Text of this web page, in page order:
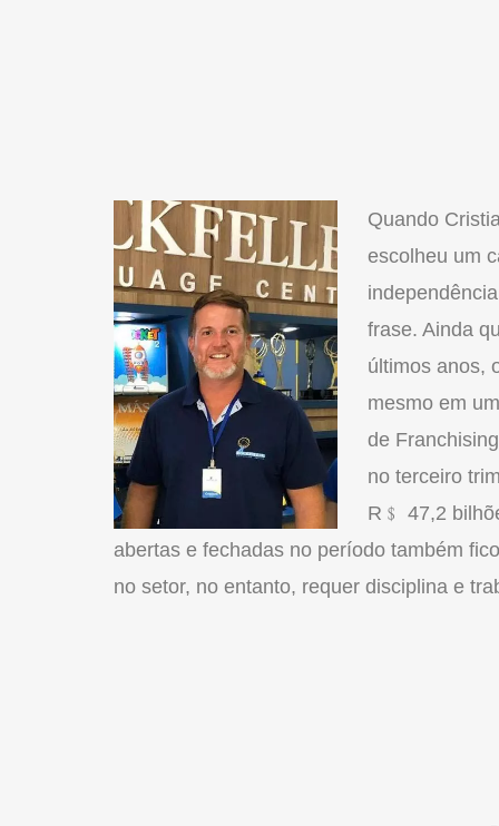
Quando
escolheu um
frase. Ainda
últimos anos,
mesmo em
de
no terceiro
R﹩ 47,2
abertas e fechadas no período também
no setor, no entanto, requer disciplina e